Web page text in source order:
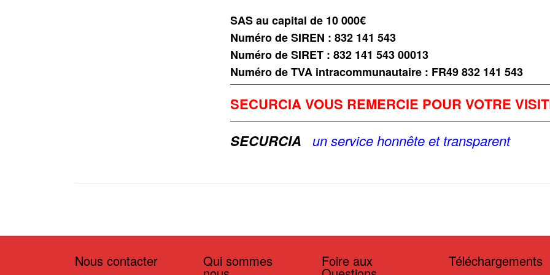
SAS au capital de 10 000€
Numéro de SIREN : 832 141 543
Numéro de SIRET : 832 141 543 00013
Numéro de TVA intracommunautaire : FR49 832 141 543
SECURCIA VOUS REMERCIE POUR VOTRE
SECURCIA
un servicehonnête ettransparent
Nous contacter Qui sommes Foire aux Téléchargements